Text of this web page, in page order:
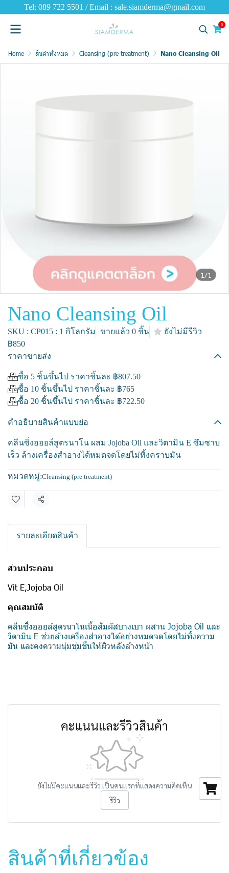
Tel: 089 722 5501 / Email : sale.siamderma@gmail.com
0
Home สินค้าทั้งหมด Cleansing (pre treatment) Nano Cleansing Oil
1/1
Nano Cleansing Oil
SKU : CP015 : 1 กิโลกรัม ขายแล้ว 0 ชิ้น
ยังไม่มีรีวิว
฿850
ราคาขายส่ง
ซื้อ 5 ชิ้นขึ้นไป ราคาชิ้นละ ฿807.50
ซื้อ 10 ชิ้นขึ้นไป ราคาชิ้นละ ฿765
ซื้อ 20 ชิ้นขึ้นไป ราคาชิ้นละ ฿722.50
คำอธิบายสินค้าแบบย่อ
คลีนซิ่งออยล์สูตรนาโน ผสม Jojoba Oil และวิตามิน E ซึมซาบ
เร็ว ล้างเครื่องสำอางได้หมดจดโดยไม่ทิ้งคราบมัน
หมวดหมู่:Cleansing (pre treatment)
แชร์
รายละเอียดสินค้า
ส่วนประกอบ
Vit E,Jojoba Oil
คุณสมบัติ
คลีนซิ่งออยล์สูตรนาโนเนื้อสัมผัสบางเบา ผสาน Jojoba Oil และ
วิตามิน E ช่วยล้างเครื่องสำอางได้อย่างหมดจดโดยไม่ทิ้งความ
มัน และคงความนุ่มชุ่มชื้นให้ผิวหลังล้างหน้า
คะแนนและรีวิวสินค้า
ยังไม่มีคะแนนและรีวิว เป็นคนแรกที่แสดงความคิดเห็น
รีวิว
สินค้าที่เกี่ยวข้อง